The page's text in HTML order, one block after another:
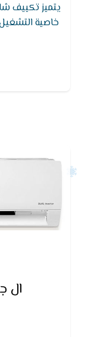
يتميز تكييف
خاصية
التشغيل
على
ال